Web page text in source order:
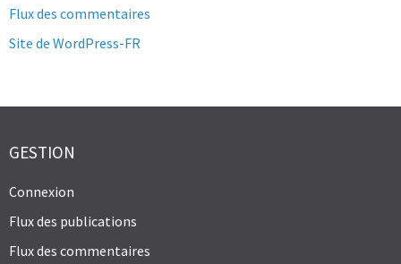
Flux des commentaires
Site de WordPress-FR
GESTION
Connexion
Flux des publications
Flux des commentaires